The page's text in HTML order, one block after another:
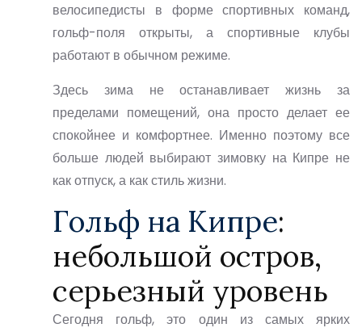
велосипедисты в форме спортивных команд,
гольф-поля открыты, а спортивные клубы
работают в обычном режиме.
Здесь зима не останавливает жизнь за
пределами помещений, она просто делает ее
спокойнее и комфортнее. Именно поэтому все
больше людей выбирают зимовку на Кипре не
как отпуск, а как стиль жизни.
Гольф на Кипре:
небольшой остров,
серьезный уровень
Сегодня гольф, это один из самых ярких